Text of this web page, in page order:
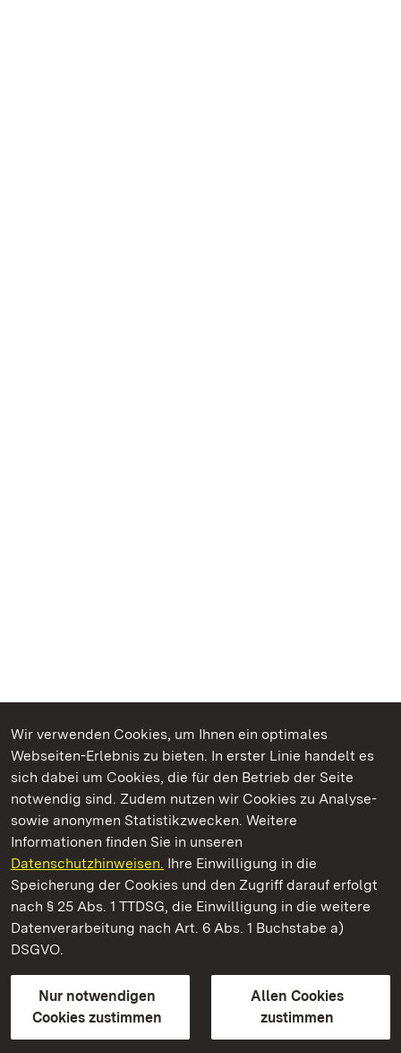
Wir verwenden Cookies, um Ihnen ein optimales
Webseiten-Erlebnis zu bieten. In erster Linie handelt es
sich dabei um Cookies, die für den Betrieb der Seite
notwendig sind. Zudem nutzen wir Cookies zu Analyse-
sowie anonymen Statistikzwecken. Weitere
Informationen finden Sie in unseren
Datenschutzhinweisen. Ihre Einwilligung in die
Speicherung der Cookies und den Zugriff darauf erfolgt
nach § 25 Abs. 1 TTDSG, die Einwilligung in die weitere
Datenverarbeitung nach Art. 6 Abs. 1 Buchstabe a)
DSGVO.
Nur notwendigen
Cookies zustimmen
Allen Cookies
zustimmen
Kommen. Staunen. Genießen.
Residenzschloss Urach
Staatliche Schlösser und Gärten Baden-Württemberg
Kontakt
GebärdenspracheLeichte Sprache
Erklärung zur Barrierefreiheit
BITV-konform (geprüfte Seiten)